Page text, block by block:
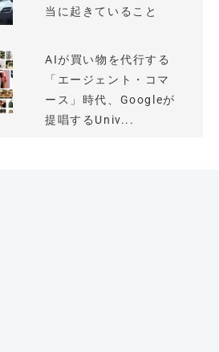
当に起きていること
AIが買い物を代行する
「エージェント・コマ
ース」時代、Googleが
提唱するUniv...